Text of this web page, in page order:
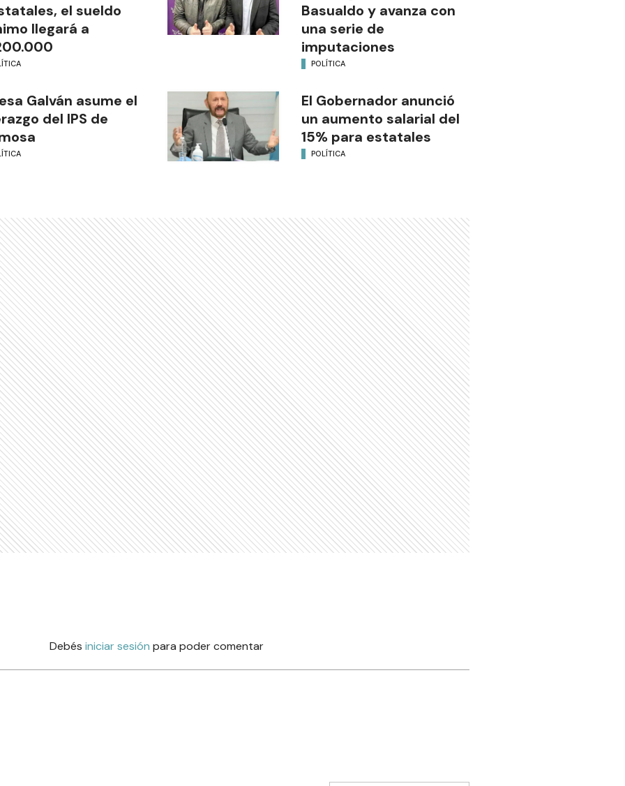
el sueldo
llegará a
Basualdo y avanza con
una serie de
imputaciones
POLÍTICA
Galván asume el
del IPS de
El Gobernador anunció
un aumento salarial del
15% para estatales
POLÍTICA
Debés iniciar sesión para poder comentar